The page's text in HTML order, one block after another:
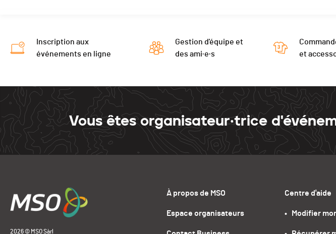
Inscription aux
événements en ligne
Gestion d'équipe et
des ami·e·s
et
Vous êtes organisateur·trice
2026 © MSO Sàrl
À propos de MSO
Espace organisateurs
Centre d'aide
•   Modifier